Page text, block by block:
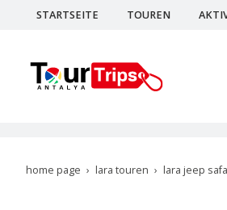
STARTSEITE TOUREN
home page lara touren lara jeep